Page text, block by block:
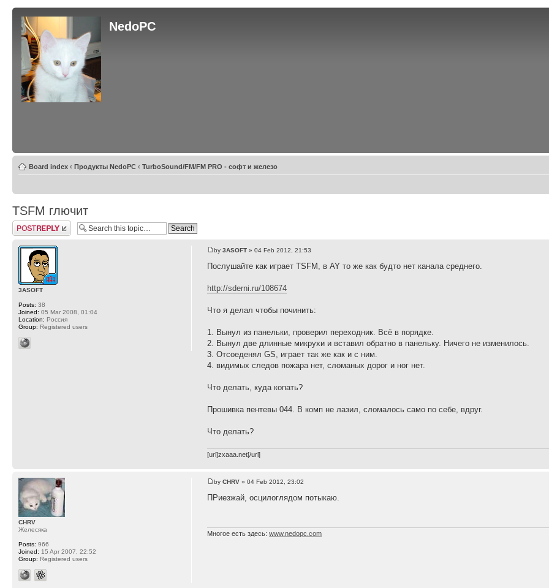
NedoPC
Board index ‹ Продукты NedoPC ‹ TurboSound/FM/FM PRO - софт и железо
TSFM глючит
Post a reply
by3ASOFT » 04 Feb 2012, 21:53
Послушайте как играет TSFM, в AY то же как будто нет канала среднего.
http://sderni.ru/108674
Что я делал чтобы починить:
1. Вынул из панельки, проверил переходник. Всё в порядке.
2. Вынул две длинные микрухи и вставил обратно в панельку. Ничего не изменилось.
3. Отсоеденял GS, играет так же как и с ним.
4. видимых следов пожара нет, сломаных дорог и ног нет.
Что делать, куда копать?
Прошивка пентевы 044. В комп не лазил, сломалось само по себе, вдруг.
Что делать?
[url]zxaaa.net[/url]
3ASOFT
Posts: 38
Joined: 05 Mar 2008, 01:04
Location: Россия
Group: Registered users
byCHRV » 04 Feb 2012, 23:02
ПРиезжай, осцилоглядом потыкаю.
Многое есть здесь:www.nedopc.com
CHRV
Желесяка
Posts: 966
Joined: 15 Apr 2007, 22:52
Group: Registered users